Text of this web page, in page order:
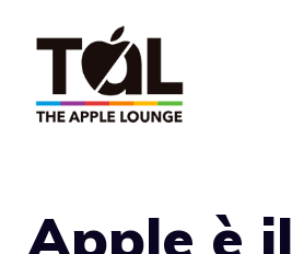
contenuto
Apple è il